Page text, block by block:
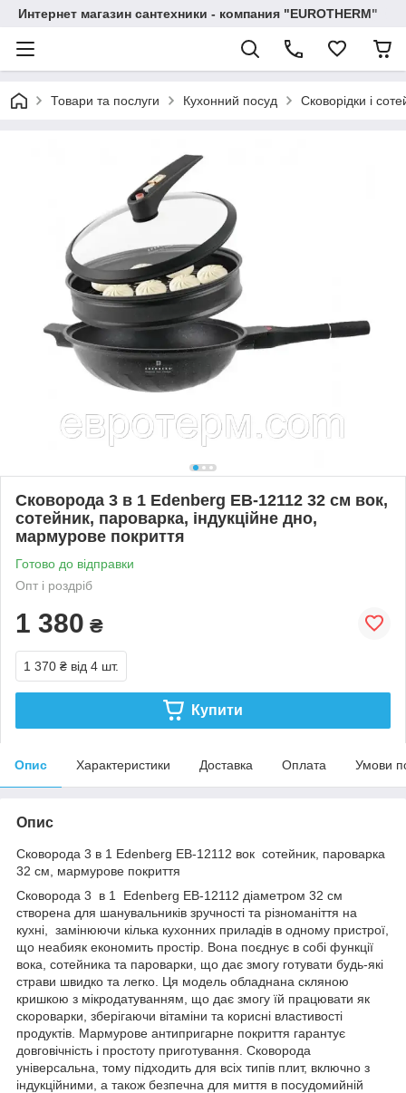
Интернет магазин сантехники - компания "EUROTHERM"
Товари та послуги Кухонний посуд Сковорідки і
Сковорода 3 в 1 Edenberg EB-12112 32 см вок,
сотейник, пароварка, індукційне дно,
мармурове покриття
Готово до відправки
Опт і роздріб
1 380 ₴
1 370 ₴ від 4 шт.
Купити
Опис Характеристики Доставка Оплата Умови
Опис
Сковорода 3 в 1 Edenberg EB-12112 вок сотейник, пароварка
32 см, мармурове покриття
Сковорода 3 в 1 Edenberg EB-12112 діаметром 32 см
створена для шанувальників зручності та різноманіття на
кухні, замінюючи кілька кухонних приладів в одному пристрої,
що неабияк економить простір. Вона поєднує в собі функції
вока, сотейника та пароварки, що дає змогу готувати будь-які
страви швидко та легко. Ця модель обладнана скляною
кришкою з мікродатуванням, що дає змогу їй працювати як
скороварки, зберігаючи вітаміни та корисні властивості
продуктів. Мармурове антипригарне покриття гарантує
довговічність і простоту приготування. Сковорода
універсальна, тому підходить для всіх типів плит, включно з
індукційними, а також безпечна для миття в посудомийній